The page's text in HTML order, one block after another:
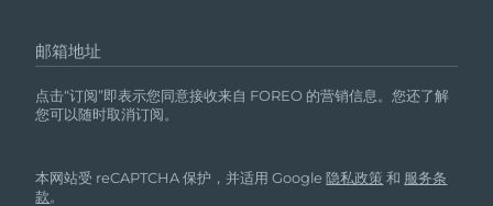
邮箱地址
点击“订阅”即表示您同意接收来自 FOREO 的营销信息。您还了解
您可以随时取消订阅。
本网站受 reCAPTCHA 保护，并适用 Google隐私政策 和 服务条
款。